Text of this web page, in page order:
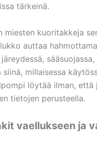
tärkeinä.
kuoritakkeja
auttaa
sääsuojassa,
millaisessa
löytää ilman,
tietojen perusteella.
vaellukseen ja